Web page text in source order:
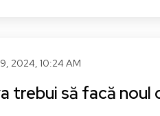
Progresiste a
2024, 10:24 AM
trebui să facă noul